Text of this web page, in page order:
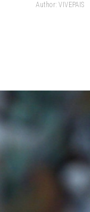
Author: VIVEPAIS